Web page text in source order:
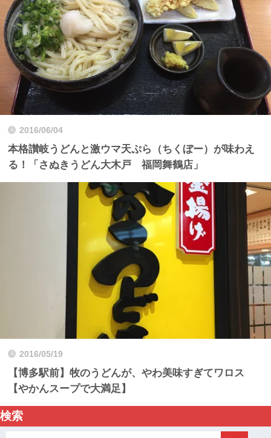
2016/06/04
本格讃岐うどんと激ウマ天ぷら（ちくぼー）が味わえ
る！「さぬきうどん大木戸 福岡舞鶴店」
2016/05/19
【博多駅前】牧のうどんが、やわ美味すぎてワロス
【やかんスープで大満足】
検索